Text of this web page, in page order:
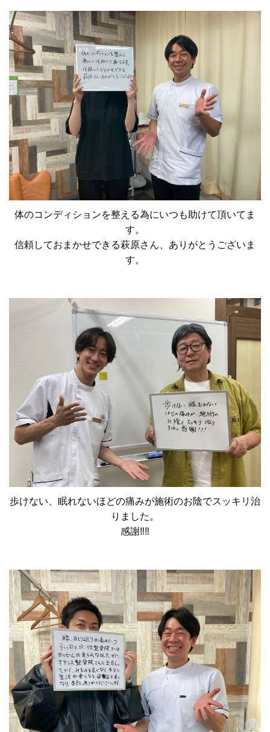
体のコンディションを整える為にいつも助けて頂いてま
す。
信頼しておまかせできる萩原さん、ありがとうございま
す。
歩けない、眠れないほどの痛みが施術のお陰でスッキリ治
りました。
感謝‼‼